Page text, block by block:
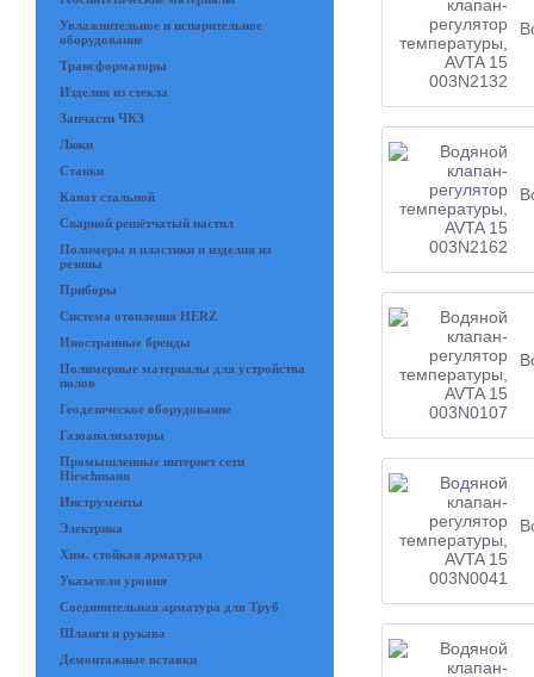
Увлажнительное и испарительное
оборудование
Трансформаторы
Изделия из стекла
Запчасти ЧКЗ
Люки
Станки
Канат стальной
Сварной решётчатый настил
Полимеры и пластики и изделия из
резины
Приборы
Система отопления HERZ
Иностранные бренды
Полимерные материалы для устройства
полов
Геодезическое оборудование
Газоанализаторы
Промышленные интернет сети
Hirschmann
Инструменты
Электрика
Хим. стойкая арматура
Указатели уровня
Соединительная арматура для Труб
Шланги и рукава
Демонтажные вставки